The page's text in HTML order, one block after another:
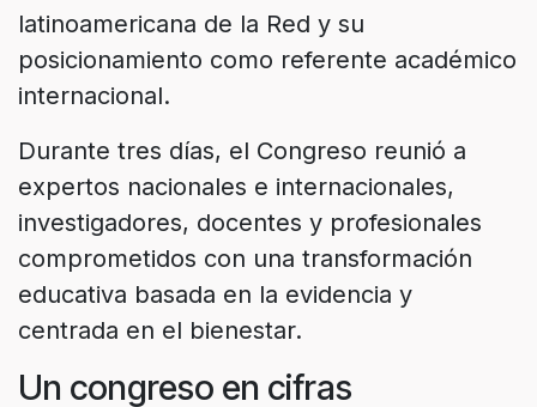
latinoamericana de la Red y su
posicionamiento como referente académico
internacional.
Durante tres días, el Congreso reunió a
expertos nacionales e internacionales,
investigadores, docentes y profesionales
comprometidos con una transformación
educativa basada en la evidencia y
centrada en el bienestar.
Un congreso en cifras